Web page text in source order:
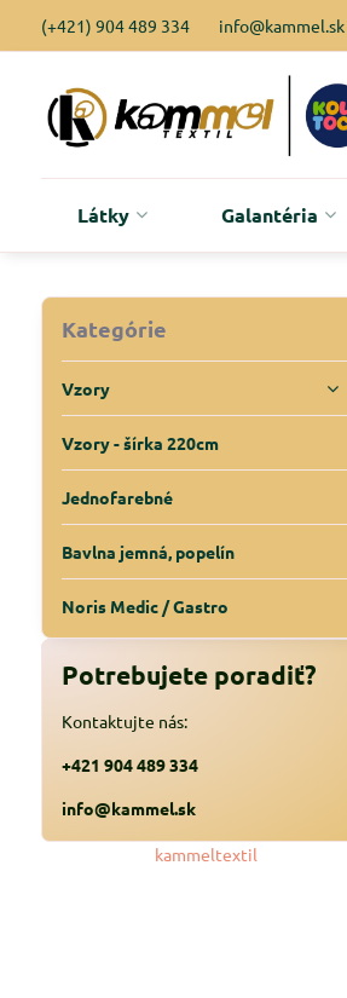
(+421) 904 489 334 info@kammel.sk
Látky Galantéria
Kategórie
Vzory
Vzory - šírka 220cm
Jednofarebné
Bavlna jemná, popelín
Noris Medic / Gastro
Potrebujete poradiť?
Kontaktujte nás:
+421 904 489 334
info@kammel.sk
kammeltextil